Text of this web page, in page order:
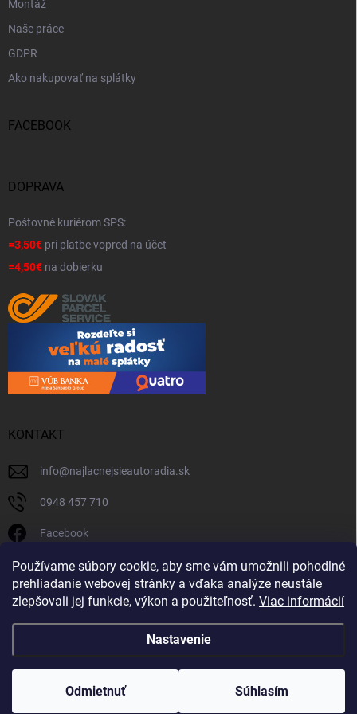
Používame súbory cookie, aby sme vám umožnili pohodlné
prehliadanie webovej stránky a vďaka analýze neustále
zlepšovali jej funkcie, výkon a použiteľnosť. Viac informácií
Nastavenie
Odmietnuť Súhlasím
Montáž
Naše práce
GDPR
Ako nakupovať na splátky
FACEBOOK
DOPRAVA
Poštovné kuriérom SPS:
=3,50€ pri platbe vopred na účet
=4,50€ na dobierku
KONTAKT
info@najlacnejsieautoradia.sk
0948 457 710
Facebook
najlacnejsieautoradia.sk
Youtube
Vytvoril Shoptet
Copyright 2026Najlacnejsieautoradia.sk. Všetky práva vyhradené.Upraviť